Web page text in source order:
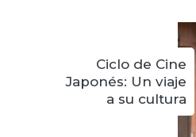
Ciclo de Cine
Japonés: Un viaje
a su cultura